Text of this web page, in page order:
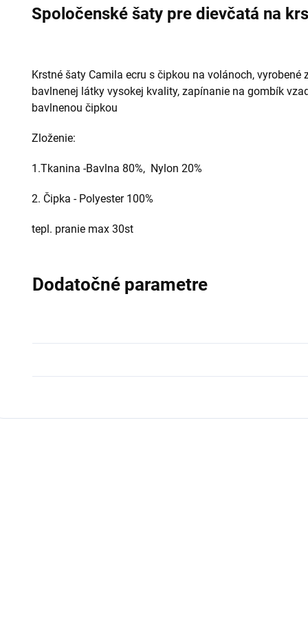
Spoločenské šaty pre dievčatá na
Krstné šaty Camila ecru s čipkou na volánoch, vyrobené
bavlnenej látky vysokej kvality, zapínanie na gombík
bavlnenou čipkou
Zloženie:
1.Tkanina -Bavlna 80%, Nylon 20%
2. Čipka - Polyester 100%
tepl. pranie max 30st
Dodatočné parametre